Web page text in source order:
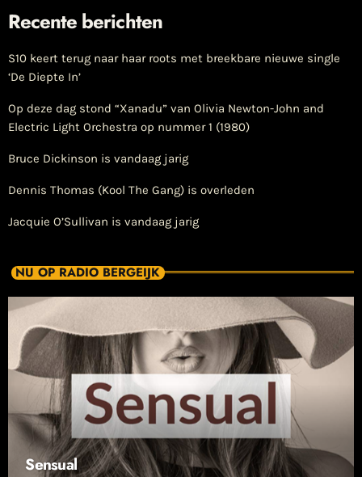
Recente berichten
S10 keert terug naar haar roots met breekbare nieuwe single
‘De Diepte In’
Op deze dag stond “Xanadu” van Olivia Newton-John and
Electric Light Orchestra op nummer 1 (1980)
Bruce Dickinson is vandaag jarig
Dennis Thomas (Kool The Gang) is overleden
Jacquie O’Sullivan is vandaag jarig
NU OP RADIO BERGEIJK
Sensual